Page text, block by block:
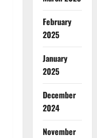
February
2025
January
2025
December
2024
November